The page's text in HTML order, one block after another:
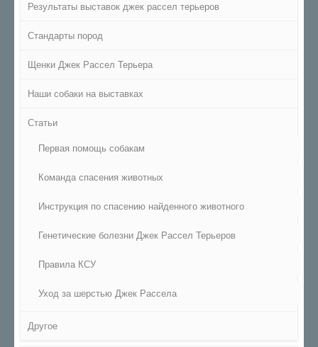
Результаты выставок джек рассел терьеров
Стандарты пород
Щенки Джек Рассел Терьера
Наши собаки на выставках
Статьи
Первая помощь собакам
Команда спасения животных
Инструкция по спасению найденного животного
Генетические болезни Джек Рассел Терьеров
Правила КСУ
Уход за шерстью Джек Рассела
Другое